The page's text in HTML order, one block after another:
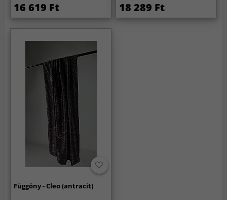
16 619 Ft 18 289 Ft
Függöny - Cleo (antracit)